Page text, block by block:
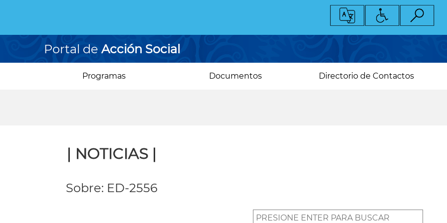
Portal de Acción Social
Programas Documentos Directorio de Contactos
| NOTICIAS |
Sobre: ED-2556